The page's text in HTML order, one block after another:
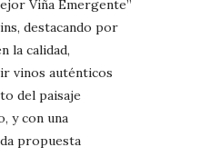
Viña Emergente”
destacando por
la calidad,
vinos auténticos
del paisaje
y con una
propuesta